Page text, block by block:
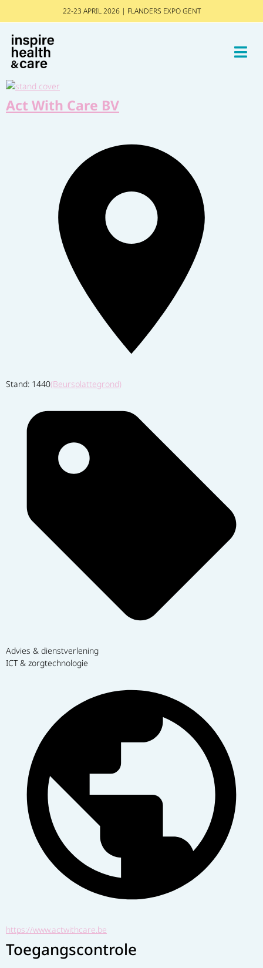
22-23 APRIL 2026 | FLANDERS EXPO GENT
Act With Care BV
Stand: 1440(Beursplattegrond)
Advies & dienstverlening
ICT & zorgtechnologie
https://www.actwithcare.be
Toegangscontrole